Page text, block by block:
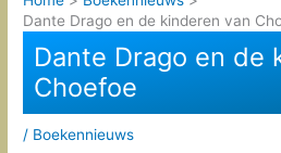
Dante Drago en de kinderen van
Dante Drago en de
Choefoe
/ Boekennieuws